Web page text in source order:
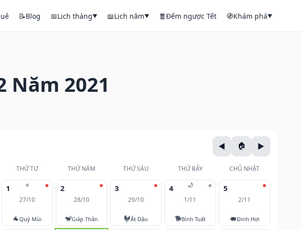
📝Blog 📅Lịch tháng▼ 📖Lịch năm▼ 🧧Đếm ngược Tết 🧭Khám phá▼
Năm 2021
THỨ TƯ THỨ NĂM THỨ SÁU THỨ BẢY CHỦ NHẬT
⭐
1
27/10
🐐Quý Mùi
2
28/10
🐒Giáp Thân
3
29/10
🐓Ất Dậu
🌙
4
1/11
🐕Bính Tuất
5
2/11
🐖Đinh Hợi